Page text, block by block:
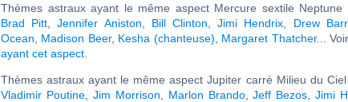
Thèmes astraux ayant le même aspect Mercure sextile Neptune
Brad Pitt ,Jennifer Aniston Bill Clinton ,Jimi Hendrix Drew
Ocean
Madison Beer, Kesha (chanteuse) Margaret Thatcher...
ayant cet aspect
Thèmes astraux ayant le même aspect Jupiter carré Milieu du
Vladimir Poutine, Jim Morrison Marlon Brando,Jeff Bezos ,Jimi